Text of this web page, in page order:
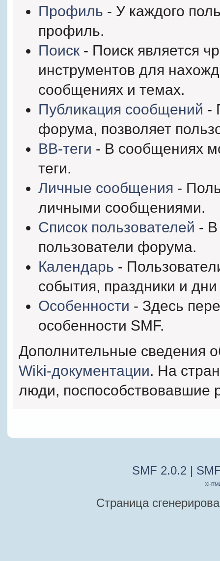
Профиль - У каждого
профиль.
Поиск - Поиск является
инструментов для
сообщениях и темах.
Публикация сообщений -
форума, позволяет
BB-теги - В сообщениях
теги.
Личные сообщения -
личными сообщениями.
Список пользователей - В
пользователи форума.
Календарь -
события, праздники и
Особенности - Здесь
особенности SMF.
Дополнительные сведения
Wiki-документации. На
люди, поспособствовавшие
SMF 2.0.2 |
Страница